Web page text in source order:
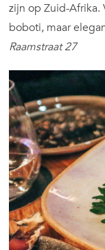
zijn op Zuid-Afrika.
boboti, maar
Raamstraat 27